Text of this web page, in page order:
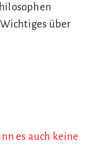
über
es auch keine